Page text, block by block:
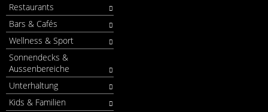
Restaurants
Bars & Cafés
Wellness & Sport
Sonnendecks &
Aussenbereiche
Unterhaltung
Kids & Familien